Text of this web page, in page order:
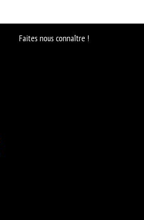
Faites nous connaître !